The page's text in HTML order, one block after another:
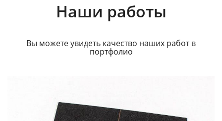
Наши работы
Вы можете увидеть качество наших работ в
портфолио